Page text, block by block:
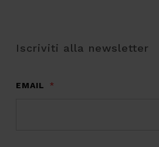
Iscriviti alla newsletter
EMAIL *